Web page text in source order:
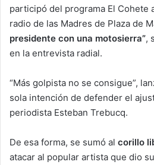
participó del programa El Cohete
radio de las Madres de Plaza de
presidente con una motosierra”,
en la entrevista radial.
“Más golpista no se consigue”,
sola intención de defender el
periodista Esteban Trebucq.
De esa forma, se sumó al corillo
atacar al popular artista que dio